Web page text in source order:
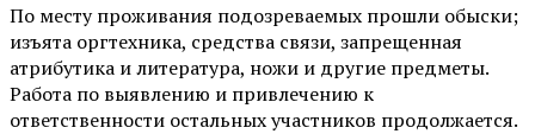
По месту проживания подозреваемых прошли обыски;
изъята оргтехника, средства связи, запрещенная
атрибутика и литература, ножи и другие предметы.
Работа по выявлению и привлечению к
ответственности остальных участников продолжается.